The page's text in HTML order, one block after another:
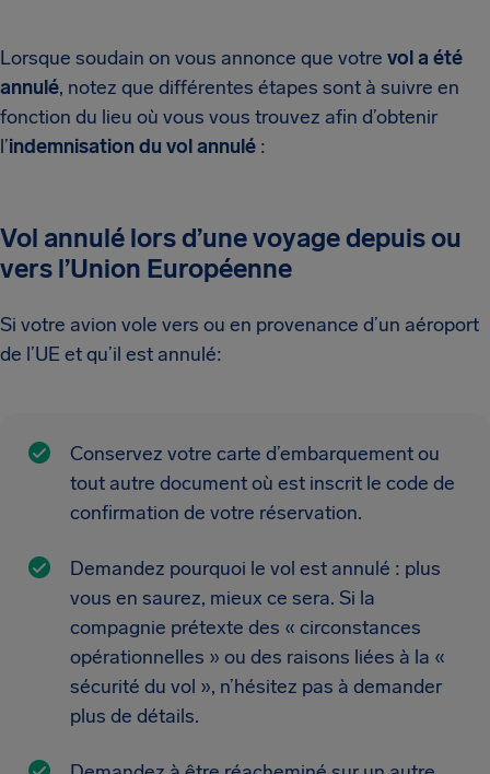
Lorsque soudain on vous annonce que votre vol a été
annulé, notez que différentes étapes sont à suivre en
fonction du lieu où vous vous trouvez afin d’obtenir
l’indemnisation du vol annulé :
Vol annulé lors d’une voyage depuis ou
vers l’Union Européenne
Si votre avion vole vers ou en provenance d’un aéroport
de l’UE et qu’il est annulé:
Conservez votre carte d’embarquement ou
tout autre document où est inscrit le code de
confirmation de votre réservation.
Demandez pourquoi le vol est annulé : plus
vous en saurez, mieux ce sera. Si la
compagnie prétexte des « circonstances
opérationnelles » ou des raisons liées à la «
sécurité du vol », n’hésitez pas à demander
plus de détails.